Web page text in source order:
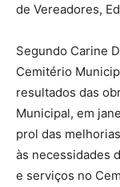
de Vereadores,
Segundo Carine
Cemitério
resultados das
Municipal, em
prol das
às necessidades
e serviços no